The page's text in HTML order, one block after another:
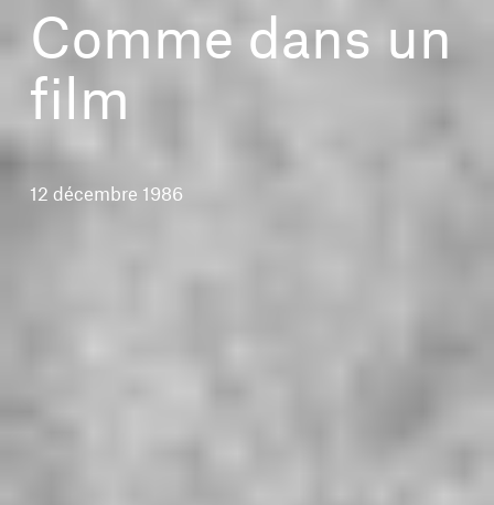
Comme dans un
film
12 décembre 1986